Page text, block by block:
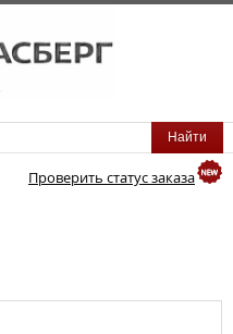
Проверить статус заказа